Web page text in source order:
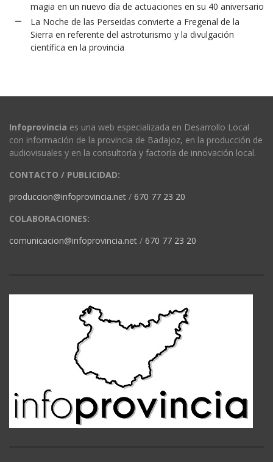
magia en un nuevo día de actuaciones en su 40 aniversario
La Noche de las Perseidas convierte a Fregenal de la
Sierra en referente del astroturismo y la divulgación
científica en la provincia
Infoprovincia es una web especializada en Desarrollo Local
con información de la provincia de Badajoz, en la producción de
audiovisuales y en la consultoría y factoría de innovación local.
CONTACTO / PUBLICIDAD:
produccion@infoprovincia.net / 670 77 23 20
COLABORACIONES:
comunicacion@infoprovincia.net / 670 77 23 20